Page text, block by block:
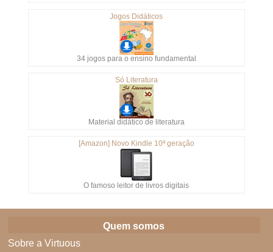
Jogos Didáticos
34 jogos para o ensino fundamental
Só Literatura
Material didático de literatura
[Amazon] Novo Kindle 10ª geração
O famoso leitor de livros digitais
Quem somos
Sobre a Virtuous